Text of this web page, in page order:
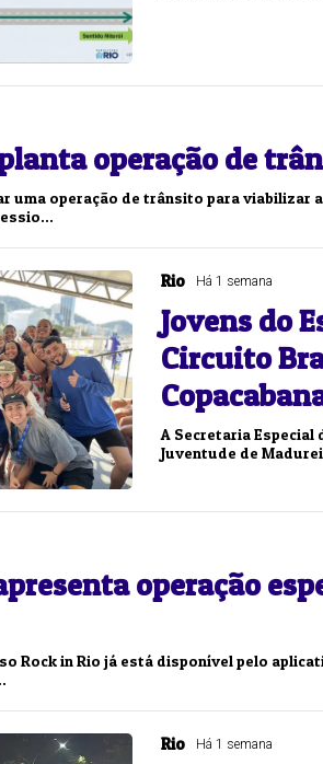
operação de
uma operação de trânsito para
Rio Há 1 semana
Jovens do
Circuito
A Secretaria Especial
Juventude de
operação
Rock in Rio já está disponível pelo
Rio Há 1 semana